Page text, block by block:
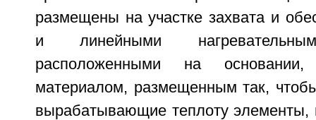
размещены на участке захвата и
и линейными
расположенными на
материалом, размещенным так,
вырабатывающие теплоту элементы,